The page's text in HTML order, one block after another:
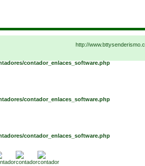
contador_enlaces_software.php
contador_enlaces_software.php
contador_enlaces_software.php
http://